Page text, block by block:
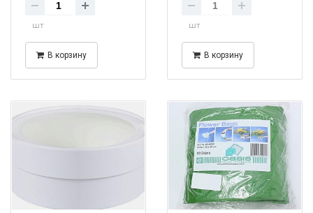
шт
В корзину
шт
В корзину